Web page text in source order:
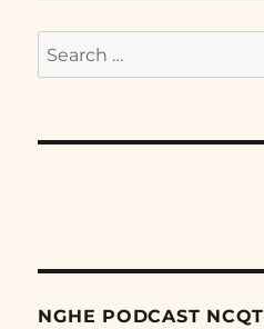
Search
for:
NGHE PODCAST NCQT